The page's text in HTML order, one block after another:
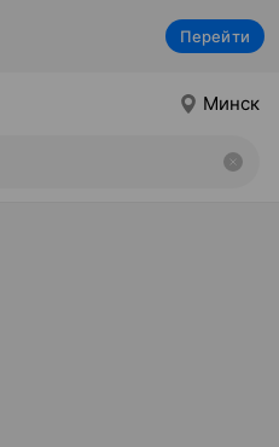
Перейти
Минск